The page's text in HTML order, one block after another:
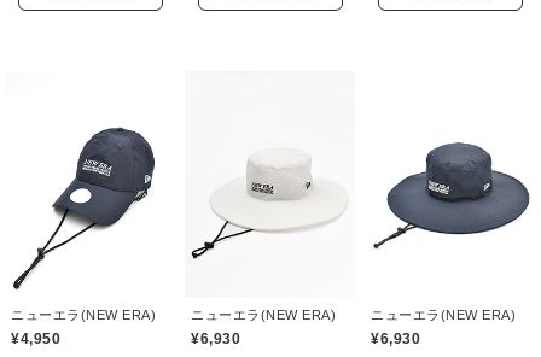
ニューエラ(NEW ERA)
¥4,950
ニューエラ(NEW ERA)
¥6,930
ニューエラ(NEW ERA)
¥6,930